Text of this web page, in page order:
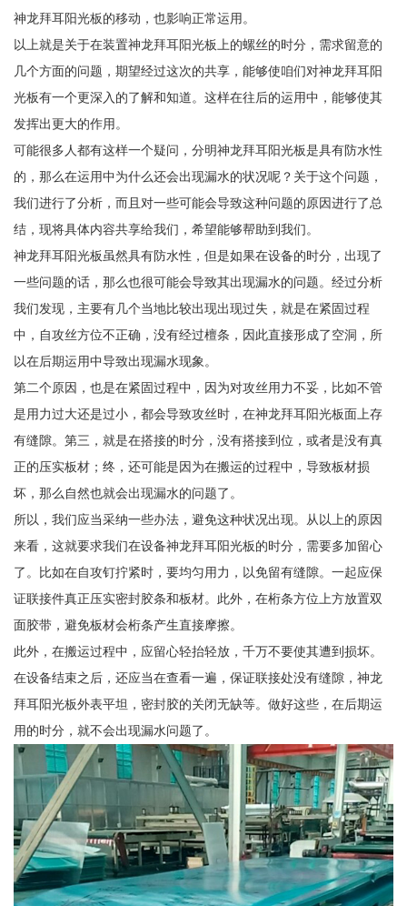
神龙拜耳阳光板的移动，也影响正常运用。
以上就是关于在装置神龙拜耳阳光板上的螺丝的时分，需求留意的
几个方面的问题，期望经过这次的共享，能够使咱们对神龙拜耳阳
光板有一个更深入的了解和知道。这样在往后的运用中，能够使其
发挥出更大的作用。
可能很多人都有这样一个疑问，分明神龙拜耳阳光板是具有防水性
的，那么在运用中为什么还会出现漏水的状况呢？关于这个问题，
我们进行了分析，而且对一些可能会导致这种问题的原因进行了总
结，现将具体内容共享给我们，希望能够帮助到我们。
神龙拜耳阳光板虽然具有防水性，但是如果在设备的时分，出现了
一些问题的话，那么也很可能会导致其出现漏水的问题。经过分析
我们发现，主要有几个当地比较出现出现过失，就是在紧固过程
中，自攻丝方位不正确，没有经过檀条，因此直接形成了空洞，所
以在后期运用中导致出现漏水现象。
第二个原因，也是在紧固过程中，因为对攻丝用力不妥，比如不管
是用力过大还是过小，都会导致攻丝时，在神龙拜耳阳光板面上存
有缝隙。第三，就是在搭接的时分，没有搭接到位，或者是没有真
正的压实板材；终，还可能是因为在搬运的过程中，导致板材损
坏，那么自然也就会出现漏水的问题了。
所以，我们应当采纳一些办法，避免这种状况出现。从以上的原因
来看，这就要求我们在设备神龙拜耳阳光板的时分，需要多加留心
了。比如在自攻钉拧紧时，要均匀用力，以免留有缝隙。一起应保
证联接件真正压实密封胶条和板材。此外，在桁条方位上方放置双
面胶带，避免板材会桁条产生直接摩擦。
此外，在搬运过程中，应留心轻抬轻放，千万不要使其遭到损坏。
在设备结束之后，还应当在查看一遍，保证联接处没有缝隙，神龙
拜耳阳光板外表平坦，密封胶的关闭无缺等。做好这些，在后期运
用的时分，就不会出现漏水问题了。